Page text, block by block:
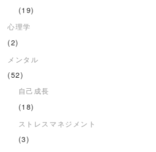
(19)
心理学
(2)
メンタル
(52)
自己成長
(18)
ストレスマネジメント
(3)